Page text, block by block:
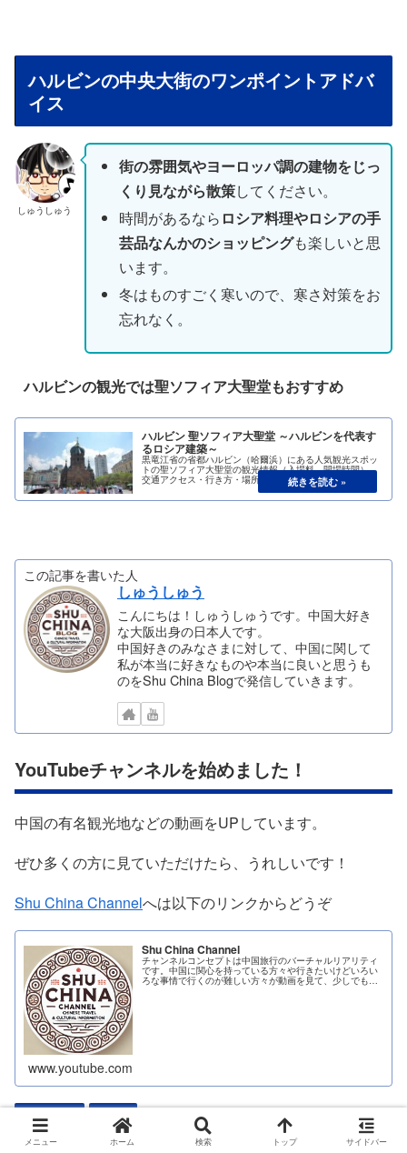
ハルビンの中央大街のワンポイントアドバ
イス
しゅうしゅう
街の雰囲気やヨーロッパ調の建物をじっ
くり見ながら散策してください。
時間があるなら ロシア料理やロシアの手
芸品なんかのショッピングも楽しいと思
います。
冬はものすごく寒いので、寒さ対策をお
忘れなく。
ハルビンの観光では聖ソフィア大聖堂もおすすめ
ハルビン 聖ソフィア大聖堂 ～ハルビンを代表す
るロシア建築～
黒竜江省の省都ハルビン（哈爾浜）にある人気観光スポッ
トの聖ソフィア大聖堂の観光情報（入場料、開場時間）、
交通アクセス・行き方・場所（地図）をご紹介します。聖
ソフィア大聖堂はロシア正教の教会として建設されたハル
ビンを代表するロシア建築物です。
この記事を書いた人
しゅうしゅう
こんにちは！しゅうしゅうです。中国大好き
な大阪出身の日本人です。
中国好きのみなさまに対して、中国に関して
私が本当に好きなものや本当に良いと思うも
のをShu China Blogで発信していきます。
YouTubeチャンネルを始めました！
中国の有名観光地などの動画をUPしています。
ぜひ多くの方に見ていただけたら、うれしいです！
Shu China Channelへは以下のリンクからどうぞ
Shu China Channel
チャンネルコンセプトは中国旅行のバーチャルリアリティ
です。中国に関心を持っている方々や行きたいけどいろい
ろな事情で行くのが難しい方々が動画を見て、少しでも中
国に行ったような疑似体験を感じて楽しんでもら...
www.youtube.com
観光
ハルビン 無料
メニュー ホーム 検索 トップ サイドバー